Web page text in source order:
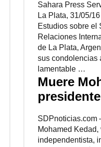
Sahara Press
La Plata, 31/05/
Estudios sobre el
Relaciones
de La Plata,
sus condolencias
lamentable …
Muere
SDPnoticias.com
Mohamed
independentista,